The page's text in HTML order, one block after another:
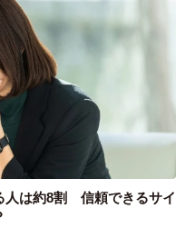
部健和さんに詳しく話
お子さん連れ向けのア
、単身で訪れる人向け
」（堀部さん）
身体全体を影にできる
人は約8割 信頼できるサイ